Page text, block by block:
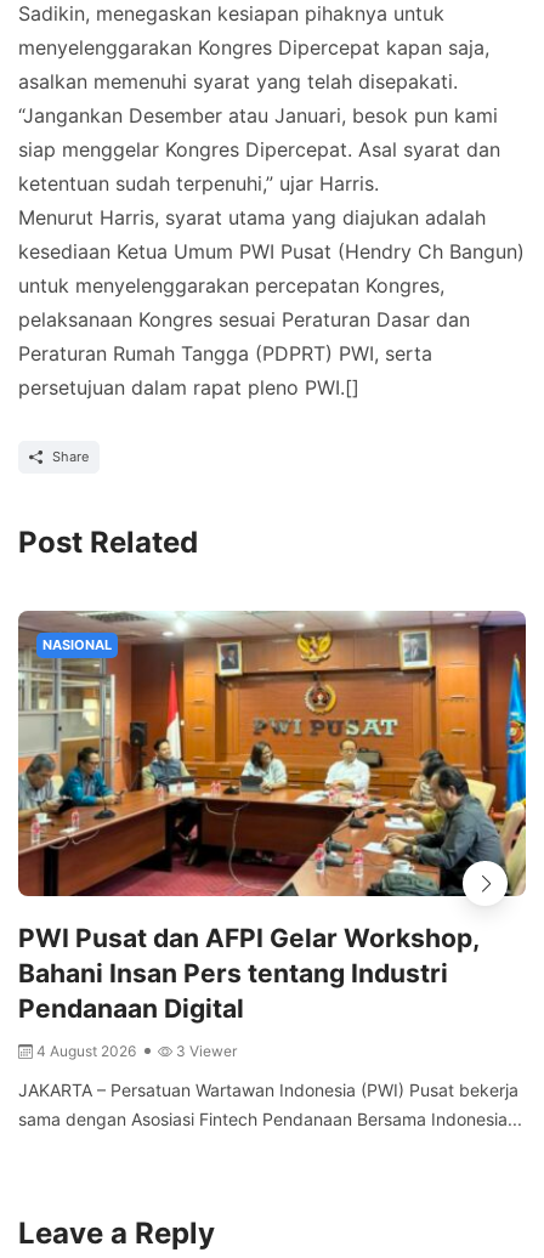
Sadikin, menegaskan kesiapan pihaknya untuk
menyelenggarakan Kongres Dipercepat kapan saja,
asalkan memenuhi syarat yang telah disepakati.
“Jangankan Desember atau Januari, besok pun kami
siap menggelar Kongres Dipercepat. Asal syarat dan
ketentuan sudah terpenuhi,” ujar Harris.
Menurut Harris, syarat utama yang diajukan adalah
kesediaan Ketua Umum PWI Pusat (Hendry Ch Bangun)
untuk menyelenggarakan percepatan Kongres,
pelaksanaan Kongres sesuai Peraturan Dasar dan
Peraturan Rumah Tangga (PDPRT) PWI, serta
persetujuan dalam rapat pleno PWI.[]
Share
Post Related
NASIONAL
PWI Pusat dan AFPI Gelar Workshop,
Bahani Insan Pers tentang Industri
Pendanaan Digital
4 August 2026 3 Viewer
JAKARTA – Persatuan Wartawan Indonesia (PWI) Pusat bekerja
sama dengan Asosiasi Fintech Pendanaan Bersama Indonesia...
Leave a Reply